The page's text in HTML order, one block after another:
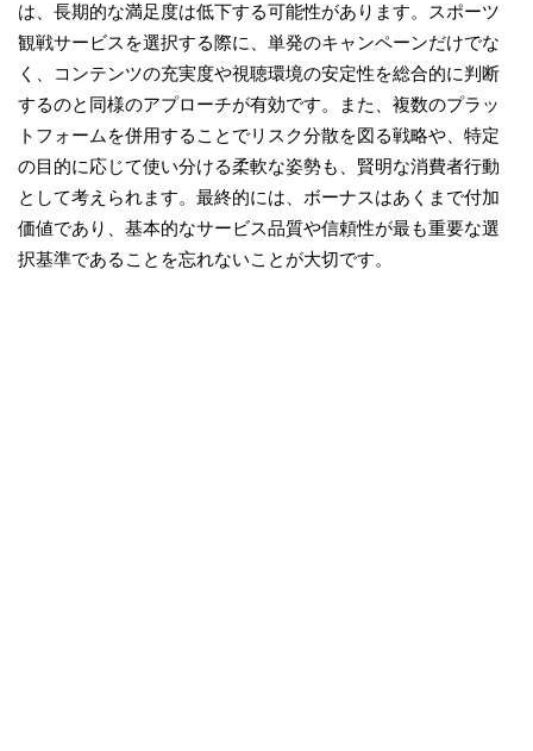
は、長期的な満足度は低下する可能性があります。スポーツ
観戦サービスを選択する際に、単発のキャンペーンだけでな
く、コンテンツの充実度や視聴環境の安定性を総合的に判断
するのと同様のアプローチが有効です。また、複数のプラッ
トフォームを併用することでリスク分散を図る戦略や、特定
の目的に応じて使い分ける柔軟な姿勢も、賢明な消費者行動
として考えられます。最終的には、ボーナスはあくまで付加
価値であり、基本的なサービス品質や信頼性が最も重要な選
択基準であることを忘れないことが大切です。